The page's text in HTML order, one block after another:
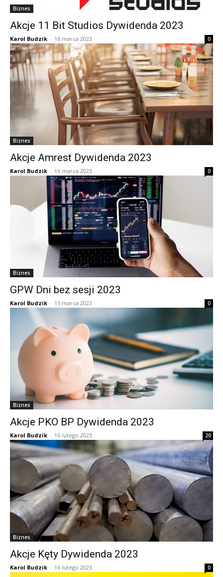
Biznes
Akcje 11 Bit Studios Dywidenda 2023
Karol Budzik - 16 marca 2023 0
Biznes
Akcje Amrest Dywidenda 2023
Karol Budzik - 16 marca 2023 0
Biznes
GPW Dni bez sesji 2023
Karol Budzik - 15 marca 2023 0
Biznes
Akcje PKO BP Dywidenda 2023
Karol Budzik - 16 lutego 2023 20
Biznes
Akcje Kęty Dywidenda 2023
Karol Budzik - 16 lutego 2023 0